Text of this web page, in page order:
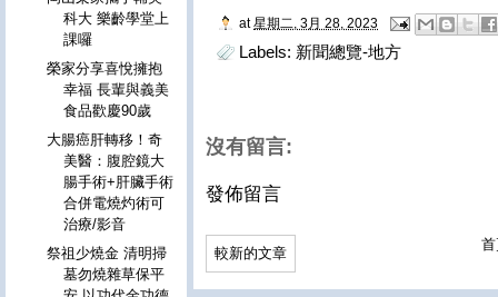
at 星期二, 3月 28, 2023
Labels: 新聞總覽-地方
沒有留言:
發佈留言
較新的文章
科大 樂齡學堂上
課囉
榮家分享喜悅擁抱
幸福 長輩與義美
食品歡慶90歲
大腸癌肝轉移！奇
美醫：腹腔鏡大
腸手術+肝臟手術
合併電燒灼術可
治療/影音
祭祖少燒金 清明掃
墓勿燒雜草保平